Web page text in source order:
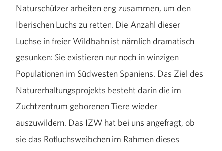
Naturschützer arbeiten eng zusammen, um den
Iberischen Luchs zu retten. Die Anzahl dieser
Luchse in freier Wildbahn ist nämlich dramatisch
gesunken: Sie existieren nur noch in winzigen
Populationen im Südwesten Spaniens. Das Ziel des
Naturerhaltungsprojekts besteht darin die im
Zuchtzentrum geborenen Tiere wieder
auszuwildern. Das IZW hat bei uns angefragt, ob
sie das Rotluchsweibchen im Rahmen dieses